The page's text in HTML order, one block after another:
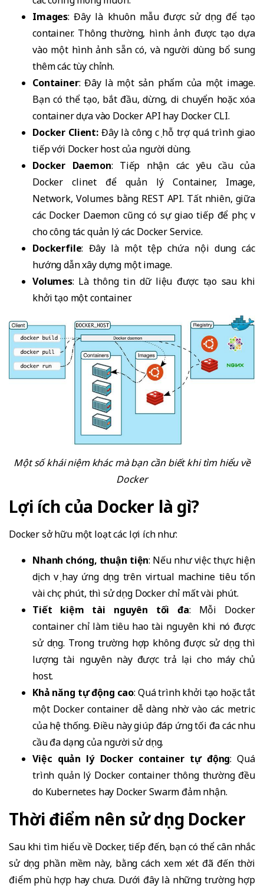
Images: Đây là khuôn mẫu được sử dụng để tạo
container. Thông thường, hình ảnh được tạo dựa
vào một hình ảnh sẵn có, và người dùng bổ sung
thêm các tùy chỉnh.
Container: Đây là một sản phẩm của một image.
Bạn có thể tạo, bắt đầu, dừng, di chuyển hoặc xóa
container dựa vào Docker API hay Docker CLI.
Docker Client:Đây là công cụ hỗ trợ quá trình giao
tiếp với Docker host của người dùng.
Docker Daemon: Tiếp nhận các yêu cầu của
Docker clinet để quản lý Container, Image,
Network, Volumes bằng REST API. Tất nhiên, giữa
các Docker Daemon cũng có sự giao tiếp để phục vụ
cho công tác quản lý các Docker Service.
Dockerfile: Đây là một tệp chứa nội dung các
hướng dẫn xây dựng một image.
Volumes: Là thông tin dữ liệu được tạo sau khi
khởi tạo một container.
Một số khái niệm khác mà bạn cần biết khi tìm hiểu về
Docker
Lợi ích của Docker là gì?
Docker sở hữu một loạt các lợi ích như:
Nhanh chóng, thuận tiện: Nếu như việc thực hiện
dịch vụ hay ứng dụng trên virtual machine tiêu tốn
vài chục phút, thì sử dụng Docker chỉ mất vài phút.
Tiết kiệm tài nguyên tối đa: Mỗi Docker
container chỉ làm tiêu hao tài nguyên khi nó được
sử dụng. Trong trường hợp không được sử dụng thì
lượng tài nguyên này được trả lại cho máy chủ
host.
Khả năng tự động cao: Quá trình khởi tạo hoặc tắt
một Docker container dễ dàng nhờ vào các metric
của hệ thống. Điều này giúp đáp ứng tối đa các nhu
cầu đa dạng của người sử dụng.
Việc quản lý Docker container tự động: Quá
trình quản lý Docker container thông thường đều
do Kubernetes hay Docker Swarm đảm nhận.
Thời điểm nên sử dụng Docker
Sau khi tìm hiểu về Docker, tiếp đến, bạn có thể cân nhắc
sử dụng phần mềm này, bằng cách xem xét đã đến thời
điểm phù hợp hay chưa. Dưới đây là những trường hợp